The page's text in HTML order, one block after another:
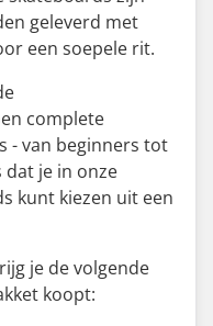
geleverd met
een soepele rit.
complete
- van beginners tot
dat je in onze
kunt kiezen uit een
je de volgende
koopt: